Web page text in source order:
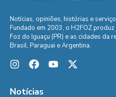
Notícias, opiniões, histórias e
Fundado em 2003, o H2FOZ
Foz do Iguaçu (PR) e as cidades da
Brasil, Paraguai e Argentina.
Notícias